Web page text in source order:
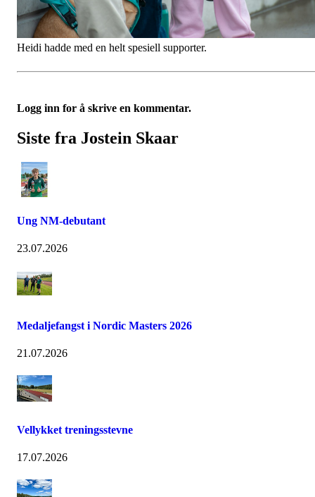
Heidi hadde med en helt spesiell supporter.
Logg inn for å skrive en kommentar.
Siste fra Jostein Skaar
Ung NM-debutant
23.07.2026
Medaljefangst i Nordic Masters 2026
21.07.2026
Vellykket treningsstevne
17.07.2026